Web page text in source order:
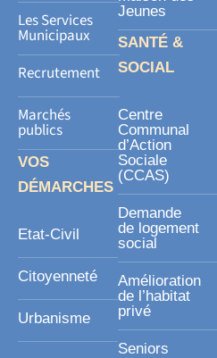
Les Services
Municipaux
Recrutement
Marchés
publics
VOS
DÉMARCHES
Etat-Civil
Citoyenneté
Urbanisme
Jeunes
SANTÉ &
SOCIAL
Centre
Communal
d’Action
Sociale
(CCAS)
Demande
de logement
social
Amélioration
de l’habitat
privé
Seniors